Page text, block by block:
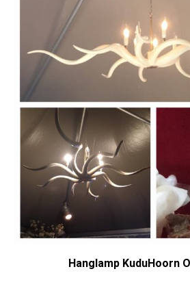
Hanglamp KuduHoorn